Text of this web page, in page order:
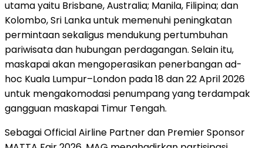
utama yaitu Brisbane, Australia; Manila, Filipina; dan
Kolombo, Sri Lanka untuk memenuhi peningkatan
permintaan sekaligus mendukung pertumbuhan
pariwisata dan hubungan perdagangan. Selain itu,
maskapai akan mengoperasikan penerbangan ad-
hoc Kuala Lumpur–London pada 18 dan 22 April 2026
untuk mengakomodasi penumpang yang terdampak
gangguan maskapai Timur Tengah.
Sebagai Official Airline Partner dan Premier Sponsor